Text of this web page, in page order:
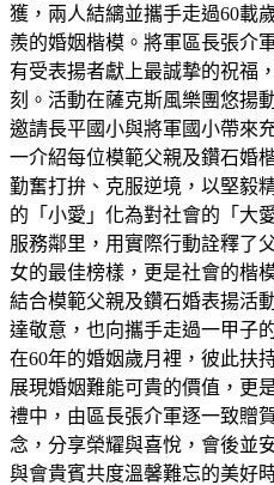
獲，兩人結縭並攜手走過60載
羨的婚姻楷模。將軍區長張介
有受表揚者獻上最誠摯的祝福
刻。活動在薩克斯風樂團悠揚
邀請長平國小與將軍國小帶來
一介紹每位模範父親及鑽石婚
勤奮打拚、克服逆境，以堅毅
的「小愛」化為對社會的「大
服務鄰里，用實際行動詮釋了
女的最佳榜樣，更是社會的楷
結合模範父親及鑽石婚表揚活
達敬意，也向攜手走過一甲子
在60年的婚姻歲月裡，彼此扶
展現婚姻難能可貴的價值，更
禮中，由區長張介軍逐一致贈
念，分享榮耀與喜悅，會後並
與會貴賓共度溫馨難忘的美好